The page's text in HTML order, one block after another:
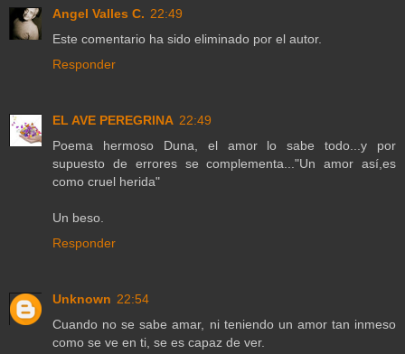
Angel Valles C. 22:49
Este comentario ha sido eliminado por el autor.
Responder
EL AVE PEREGRINA 22:49
Poema hermoso Duna, el amor lo sabe todo...y por
supuesto de errores se complementa..."Un amor así,es
como cruel herida"
Un beso.
Responder
Unknown 22:54
Cuando no se sabe amar, ni teniendo un amor tan inmeso
como se ve en ti, se es capaz de ver.